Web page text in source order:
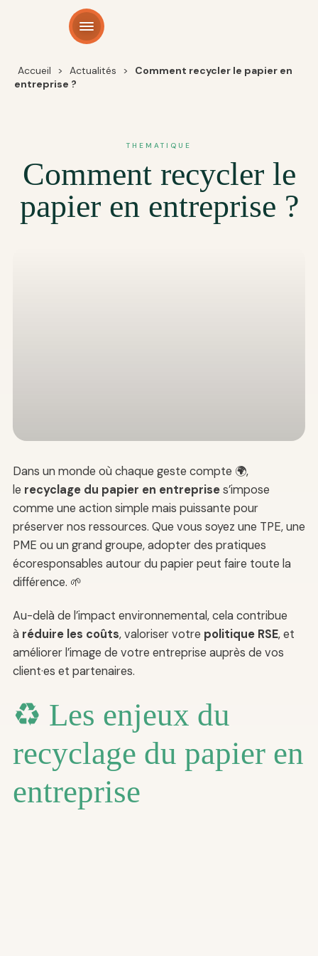
Panneau de gestion des cookies
Accueil > Actualités >
Comment recycler le papier en
entreprise ?
THEMATIQUE
Comment recycler le
papier en entreprise ?
Dans un monde où chaque geste compte 🌍,
le recyclage du papier en entreprises’impose
comme une action simple mais puissante pour
préserver nos ressources. Que vous soyez une TPE, une
PME ou un grand groupe, adopter des pratiques
écoresponsables autour du papier peut faire toute la
différence. 🌱
Au-delà de l’impact environnemental, cela contribue
à réduire les coûts, valoriser votre politique RSE, et
améliorer l’image de votre entreprise auprès de vos
client·es et partenaires.
♻️ Les enjeux du
recyclage du papier en
entreprise